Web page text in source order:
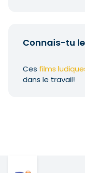
Connais-tu
Ces films
dans le travail!